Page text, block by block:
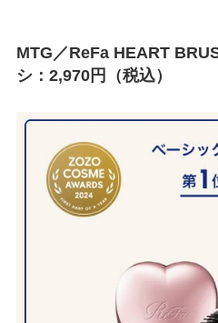
MTG／ReFa HEART
シ：2,970円（税込）